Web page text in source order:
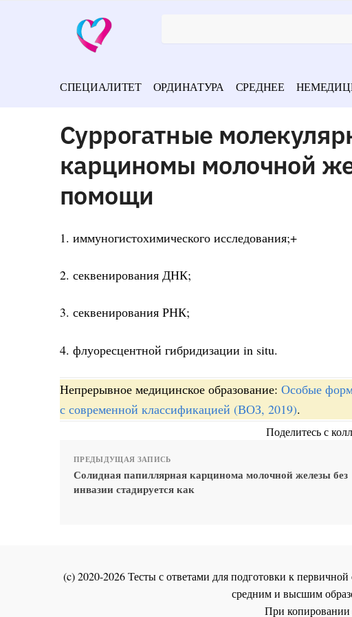
СПЕЦИАЛИТЕТ ОРДИНАТУРА СРЕДНЕЕ
Суррогатные
карциномы молочной
помощи
1. иммуногистохимического исследования;+
2. секвенирования ДНК;
3. секвенирования РНК;
4. флуоресцентной гибридизации in situ.
Непрерывное медицинское образование: Особые
с современной классификацией (ВОЗ, 2019).
Поделитесь с
ПРЕДЫДУЩАЯ ЗАПИСЬ
Солидная папиллярная карцинома молочной железы без
инвазии стадируется как
(c) 2020-2026 Тесты с ответами для подготовки к
средним и высшим
При копировании